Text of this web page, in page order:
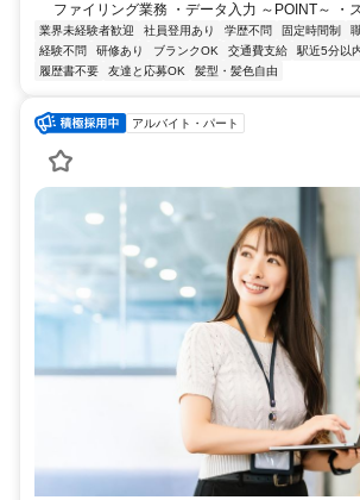
ファイリング業務 ・データ入力 ～POINT～ ・
業界未経験者歓迎 社員登用あり 学歴不問 固定時間制
経験不問
研修あり ブランクOK 交通費支給 駅近5分以
履歴書不要
友達と応募OK 髪型・髪色自由
アルバイト・パート